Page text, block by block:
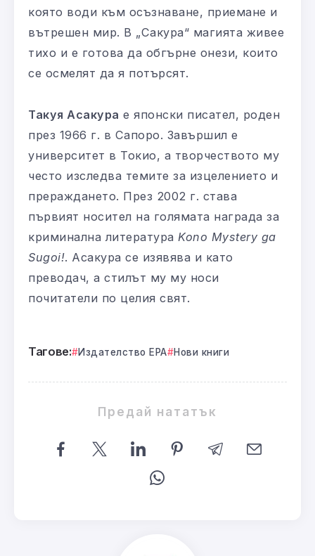
която води към осъзнаване, приемане и
вътрешен мир. В „Сакура“ магията живее
тихо и е готова да обгърне онези, които
се осмелят да я потърсят.
Такуя Асакура е японски писател, роден
през 1966 г. в Сапоро. Завършил е
университет в Токио, а творчеството му
често изследва темите за изцелението и
прераждането. През 2002 г. става
първият носител на голямата награда за
криминална литература Kono Mystery ga
Sugoi!. Асакура се изявява и като
преводач, а стилът му му носи
почитатели по целия свят.
Тагове: Издателство ЕРА Нови книги
Предай нататък